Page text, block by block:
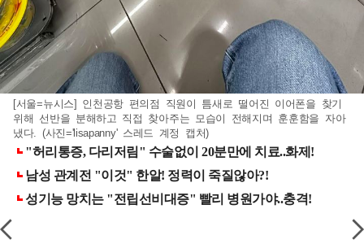
[서울=뉴시스] 인천공항 편의점 직원이 틈새로 떨어진 이어폰을 찾기
위해 선반을 분해하고 직접 찾아주는 모습이 전해지며 훈훈함을 자아
냈다. (사진='lisapanny' 스레드 계정 캡처)